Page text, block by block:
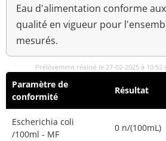
Eau d'alimentation conforme
qualité en vigueur pour
mesurés.
Prélèvement réalisé le 27-02-2025 à 10:52
Paramètre de
conformité
Résultat
Escherichia coli
/100ml - MF
0 n/(100mL)